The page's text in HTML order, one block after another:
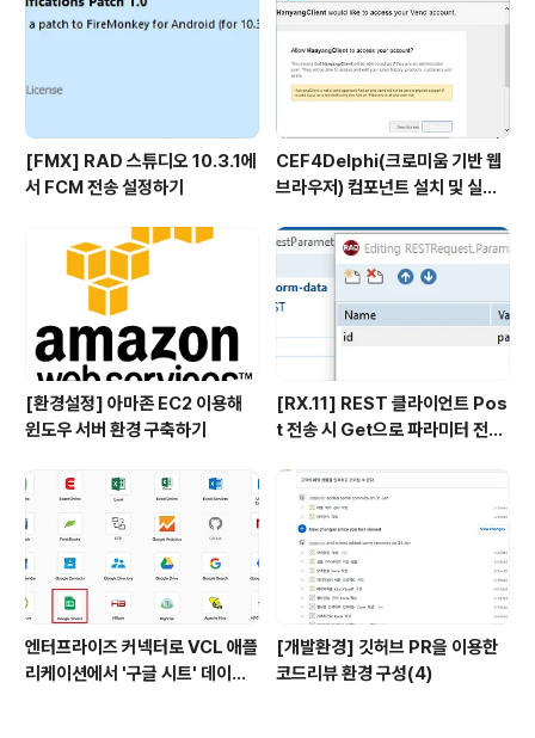
[FMX] RAD 스튜디오 10.3.1에
서 FCM 전송 설정하기
CEF4Delphi(크로미움 기반 웹
브라우저) 컴포넌트 설치 및 실행
[환경설정] 아마존 EC2 이용해
윈도우 서버 환경 구축하기
[RX.11] REST 클라이언트 Pos
t 전송 시 Get으로 파라미터 전송
엔터프라이즈 커넥터로 VCL 애플
리케이션에서 '구글 시트' 데이터
[개발환경] 깃허브 PR을 이용한
코드리뷰 환경 구성(4)